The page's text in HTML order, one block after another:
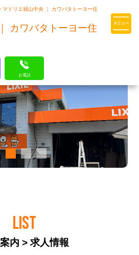
はLIXILの厳しい基準を
マドリエ福山中央 ｜ カワバタトーヨー住
カワバタトーヨー住
お電話
LIST
内 > 求人情報